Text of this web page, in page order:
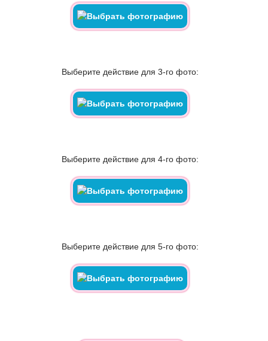
Выберите действие для 3-го фото:
Выберите действие для 4-го фото:
Выберите действие для 5-го фото: